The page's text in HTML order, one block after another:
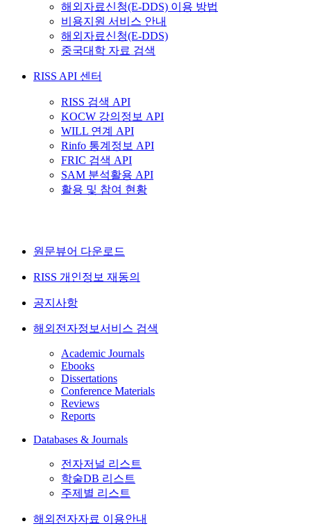
해외자료신청(E-DDS) 이용 방법
비용지원 서비스 안내
해외자료신청(E-DDS)
중국대학 자료 검색
RISS API 센터
RISS 검색 API
KOCW 강의정보 API
WILL 연계 API
Rinfo 통계정보 API
FRIC 검색 API
SAM 분석활용 API
활용 및 참여 현황
원문뷰어 다운로드
RISS 개인정보 재동의
공지사항
해외전자정보서비스 검색
Academic Journals
Ebooks
Dissertations
Conference Materials
Reviews
Reports
Databases & Journals
전자저널 리스트
학술DB 리스트
주제별 리스트
해외전자자료 이용안내